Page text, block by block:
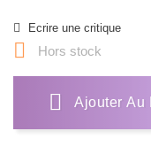
Ecrire une critique
 Hors stock
Ajouter Au